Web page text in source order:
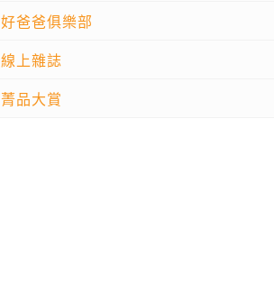
好爸爸俱樂部
線上雜誌
菁品大賞